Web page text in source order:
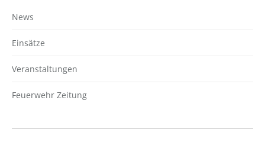
News
Einsätze
Veranstaltungen
Feuerwehr Zeitung